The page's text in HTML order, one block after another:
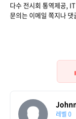
다수 전시회 통역제공,
문의는 이메일 쪽지나
레벨 0